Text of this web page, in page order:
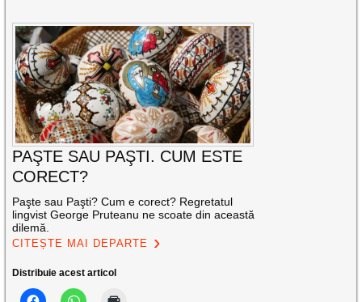
PAŞTE SAU PAŞTI. CUM ESTE
CORECT?
Paşte sau Paşti? Cum e corect? Regretatul
lingvist George Pruteanu ne scoate din această
dilemă.
CITEȘTE MAI DEPARTE
Distribuie acest articol